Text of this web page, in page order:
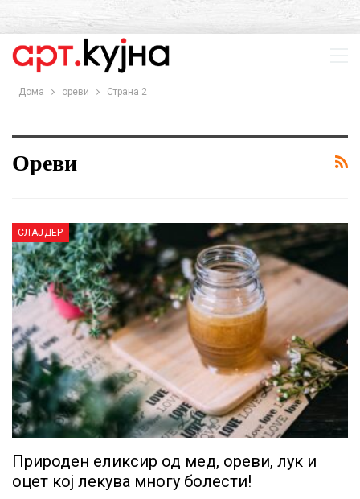
Дома ореви Страна 2
Ореви
СЛАЈДЕР
Природен еликсир од мед, ореви, лук и
оцет кој лекува многу болести!